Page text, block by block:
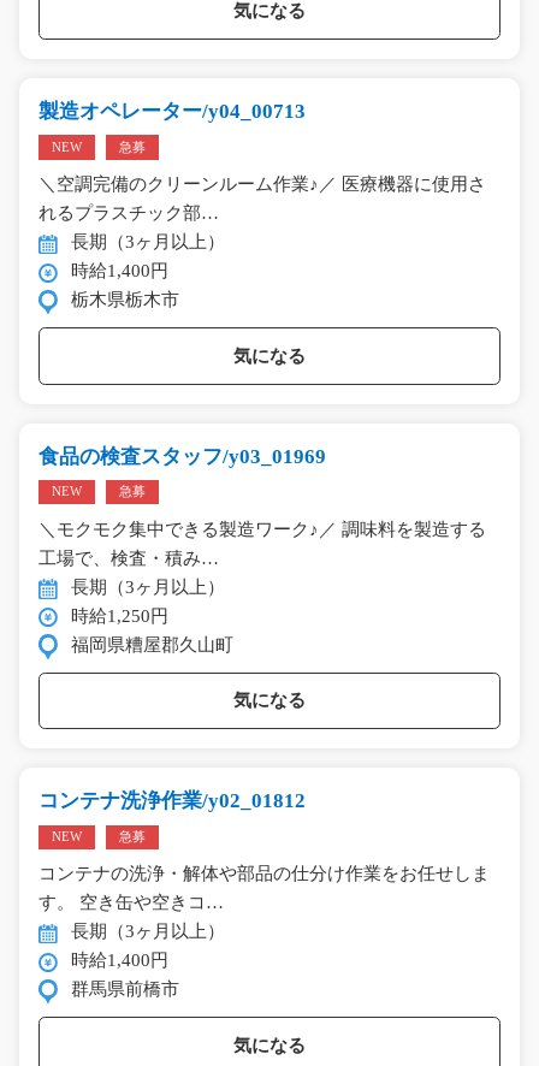
気になる
製造オペレーター/y04_00713
NEW 急募
＼空調完備のクリーンルーム作業♪／ 医療機器に使用さ
れるプラスチック部…
長期（3ヶ月以上）
時給1,400円
栃木県栃木市
気になる
食品の検査スタッフ/y03_01969
NEW 急募
＼モクモク集中できる製造ワーク♪／ 調味料を製造する
工場で、検査・積み…
長期（3ヶ月以上）
時給1,250円
福岡県糟屋郡久山町
気になる
コンテナ洗浄作業/y02_01812
NEW 急募
コンテナの洗浄・解体や部品の仕分け作業をお任せしま
す。 空き缶や空きコ…
長期（3ヶ月以上）
時給1,400円
群馬県前橋市
気になる